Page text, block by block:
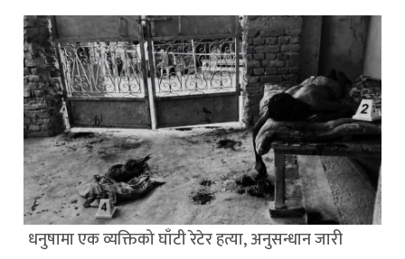
धनुषामा एक व्यक्तिको घाँटी रेटेर हत्या, अनुसन्धान जारी